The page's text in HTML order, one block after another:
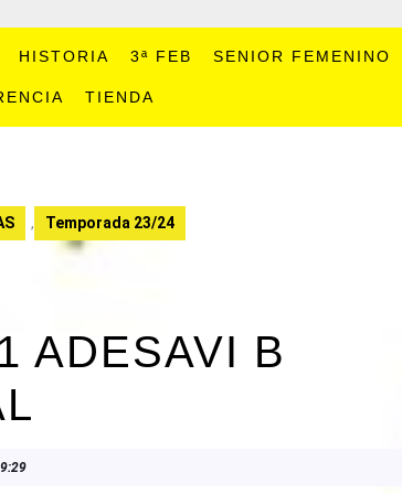
HISTORIA 3ª FEB SENIOR FEMENINO
TIENDA
, Temporada 23/24
ADESAVI B